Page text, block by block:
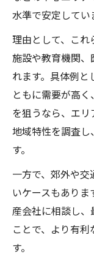
水準で安定してい
理由として、こ
施設や教育機関
れます。具体例
ともに需要が高
を狙うなら、エ
地域特性を調査
す。
一方で、郊外や
いケースもあり
産会社に相談し
ことで、より有
す。